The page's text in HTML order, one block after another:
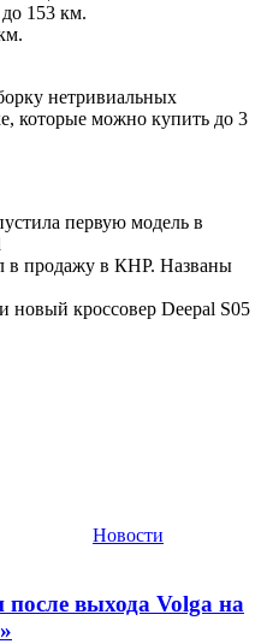
до 153 км.
нетривиальных
которые можно купить до 3
первую модель в
в продажу в КНР. Названы
новый кроссовер Deepal S05
Новости
после выхода Volga на